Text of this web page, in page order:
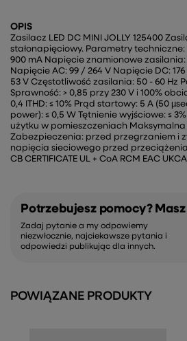
OPIS
Zasilacz LED DC MINI JOLLY 125400
stałonapięciowy. Parametry techniczne:
900 mA Napięcie znamionowe zasilania:
Napięcie AC: 99 / 264 V Napięcie DC:
53 V Częstotliwość zasilania: 50 - 60 Hz
Sprawność: > 0,85 przy 230 V i 100%
0,4 ITHD: ≤ 10% Prąd startowy: 5 A (50
power): ≤ 0,5 W Tętnienie wyjściowe: ≤
użytku w pomieszczeniach Maksymalna
Zabezpieczenia: przed przegrzaniem i
napięcia sieciowego przed
CB CERTIFICATE UL + CoA RCM EAC UKCA
Potrzebujesz pomocy?
Zadaj pytanie a my odpowiemy
niezwłocznie, najciekawsze pytania i
odpowiedzi publikując dla innych.
POWIĄZANE PRODUKTY